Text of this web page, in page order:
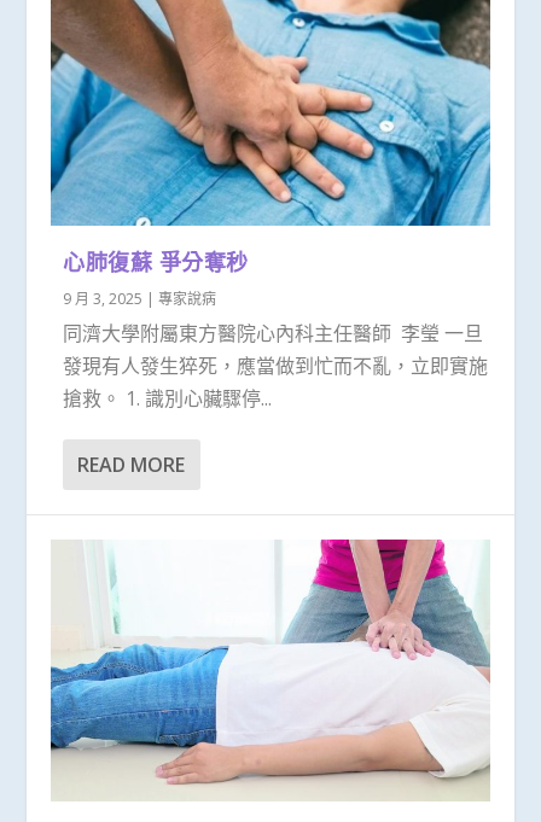
心肺復蘇 爭分奪秒
9 月 3, 2025 |專家說病
同濟大學附屬東方醫院心內科主任醫師 李瑩 一旦
發現有人發生猝死，應當做到忙而不亂，立即實施
搶救。 1. 識別心臟驟停...
READ MORE